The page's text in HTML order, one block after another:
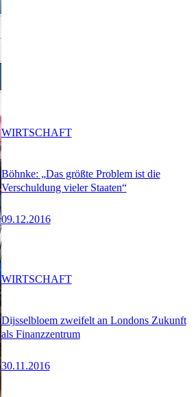
Böhnke: „Das größte Problem ist die
Verschuldung vieler Staaten“
09.12.2016
WIRTSCHAFT
Dijsselbloem zweifelt an Londons Zukunft
als Finanzzentrum
30.11.2016
WIRTSCHAFT